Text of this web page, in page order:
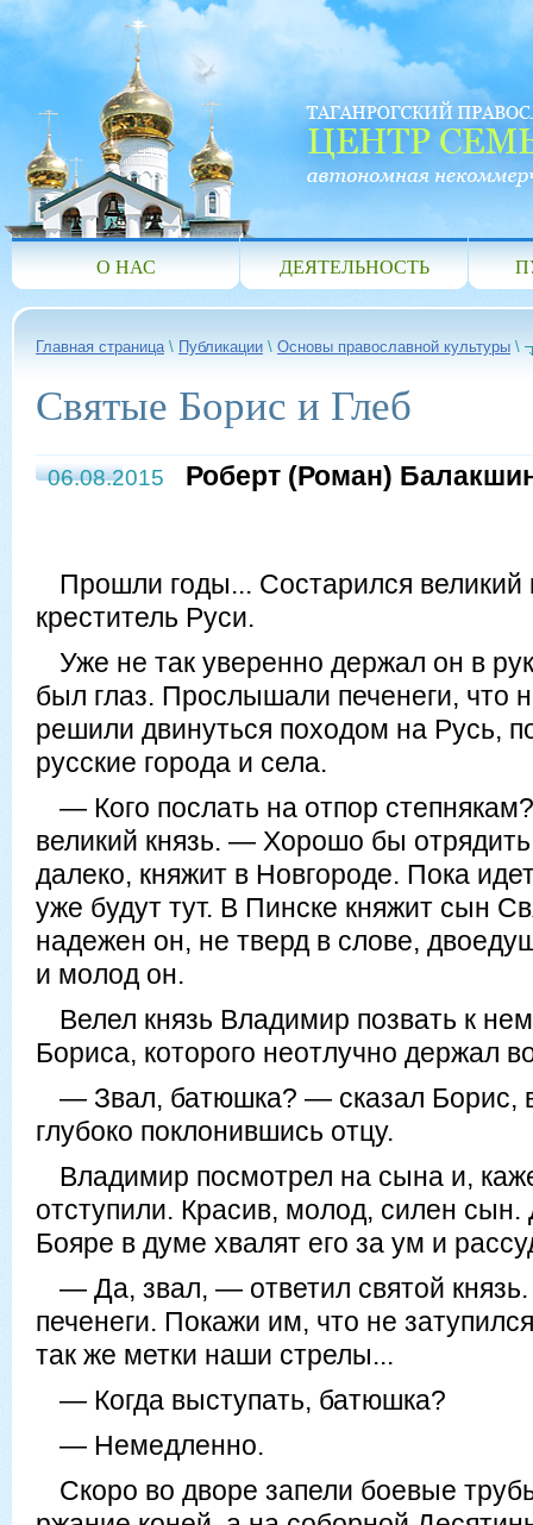
О НАС ДЕЯТЕЛЬНОСТЬ
Главная страница\ Публикации \ Основы православной культуры \
Святые Борис и Глеб
06.08.2015 Роберт (Роман)
Прошли годы... Состарился великий
креститель Руси.
Уже не так уверенно держал он в
был глаз. Прослышали печенеги, что
решили двинуться походом на Русь,
русские города и села.
— Кого послать на отпор
великий князь. — Хорошо бы
далеко, княжит в Новгороде. Пока
уже будут тут. В Пинске княжит сын
надежен он, не тверд в слове,
и молод он.
Велел князь Владимир позвать к
Бориса, которого неотлучно держал
— Звал, батюшка? — сказал Борис,
глубоко поклонившись отцу.
Владимир посмотрел на сына и,
отступили. Красив, молод, силен
Бояре в думе хвалят его за ум и
— Да, звал, — ответил святой
печенеги. Покажи им, что не
так же метки наши стрелы...
— Когда выступать, батюшка?
— Немедленно.
Скоро во дворе запели боевые